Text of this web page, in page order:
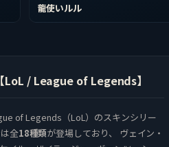
龍使いルル
LoL / League of Legends】
of Legends（LoL）のスキンシリー
全18種類が登場しており、 ヴェイン・